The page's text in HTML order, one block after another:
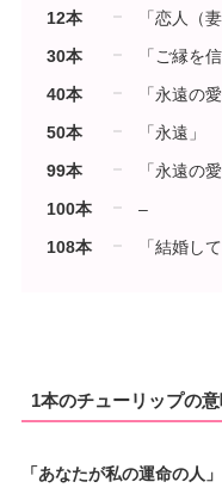
12本
「恋人（
30本
「ご縁を
40本
「永遠の
50本
「永遠」
99本
「永遠の愛
100本
–
108本
「結婚し
1本のチューリップの
「あなたが私の運命の人」